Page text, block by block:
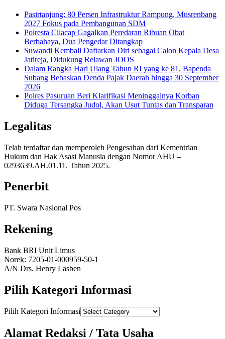
Pasirtanjung: 80 Persen Infrastruktur Rampung, Musrenbang
2027 Fokus pada Pembangunan SDM
Polresta Cilacap Gagalkan Peredaran Ribuan Obat
Berbahaya, Dua Pengedar Ditangkap
Suwandi Kembali Daftarkan Diri sebagai Calon Kepala Desa
Jatireja, Didukung Relawan JOOS
Dalam Rangka Hari Ulang Tahun RI yang ke 81, Bapenda
Subang Bebaskan Denda Pajak Daerah hingga 30 September
2026
Polres Pasuruan Beri Klarifikasi Meninggalnya Korban
Diduga Tersangka Judol, Akan Usut Tuntas dan Transparan
Legalitas
Telah terdaftar dan memperoleh Pengesahan dari Kementrian
Hukum dan Hak Asasi Manusia dengan Nomor AHU –
0293639.AH.01.11. Tahun 2025.
Penerbit
PT. Swara Nasional Pos
Rekening
Bank BRI Unit Limus
Norek: 7205-01-000959-50-1
A/N Drs. Henry Lasben
Pilih Kategori Informasi
Pilih Kategori Informasi
Alamat Redaksi / Tata Usaha